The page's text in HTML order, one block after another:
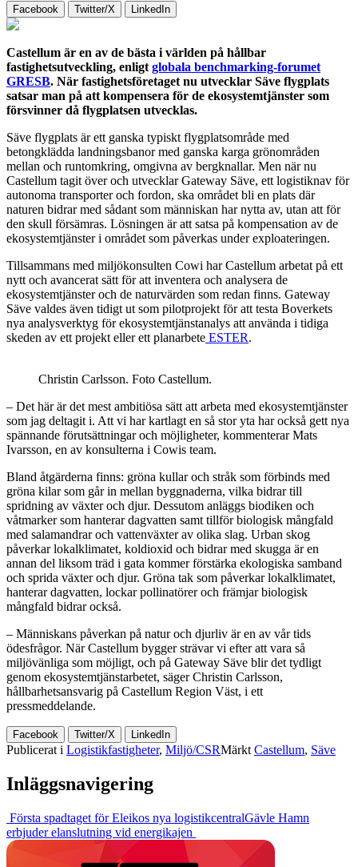
Facebook Twitter/X LinkedIn
Castellum är en av de bästa i världen på hållbar
fastighetsutveckling, enligt globala benchmarking-forumet
GRESB. När fastighetsföretaget nu utvecklar Säve flygplats
satsar man på att kompensera för de ekosystemtjänster som
försvinner då flygplatsen utvecklas.
Säve flygplats är ett ganska typiskt flygplatsområde med
betongklädda landningsbanor med ganska karga grönområden
mellan och runtomkring, omgivna av bergknallar. Men när nu
Castellum tagit över och utvecklar Gateway Säve, ett logistiknav för
autonoma transporter och fordon, ska området bli en plats där
naturen bidrar med sådant som människan har nytta av, utan att för
den skull försämras. Lösningen är att satsa på kompensation av de
ekosystemtjänster i området som påverkas under exploateringen.
Tillsammans med miljökonsulten Cowi har Castellum arbetat på ett
nytt och avancerat sätt för att inventera och analysera de
ekosystemtjänster och de naturvärden som redan finns. Gateway
Säve valdes även tidigt ut som pilotprojekt för att testa Boverkets
nya analysverktyg för ekosystemtjänstanalys att använda i tidiga
skeden av ett projekt eller ett planarbete ESTER.
Christin Carlsson. Foto Castellum.
– Det här är det mest ambitiösa sätt att arbeta med ekosystemtjänster
som jag deltagit i. Att vi har kartlagt en så stor yta har också gett nya
spännande förutsättningar och möjligheter, kommenterar Mats
Ivarsson, en av konsulterna i Cowis team.
Bland åtgärderna finns: gröna kullar och stråk som förbinds med
gröna kilar som går in mellan byggnaderna, vilka bidrar till
spridning av växter och djur. Dessutom anläggs biodiken och
våtmarker som hanterar dagvatten samt tillför biologisk mångfald
med salamandrar och vattenväxter av olika slag. Urban skog
påverkar lokalklimatet, koldioxid och bidrar med skugga är en
annan del liksom träd i gata kommer förstärka ekologiska samband
och sprida växter och djur. Gröna tak som påverkar lokalklimatet,
hanterar dagvatten, lockar pollinatörer och främjar biologisk
mångfald bidrar också.
– Människans påverkan på natur och djurliv är en av vår tids
ödesfrågor. När Castellum bygger strävar vi efter att vara så
miljövänliga som möjligt, och på Gateway Säve blir det tydligt
genom ekosystemtjänstarbetet, säger Christin Carlsson,
hållbarhetsansvarig på Castellum Region Väst, i ett
pressmeddelande.
Facebook Twitter/X LinkedIn
Publicerat i Logistikfastigheter, Miljö/CSRMärkt Castellum, Säve
Inläggsnavigering
Första spadtaget för Eleikos nya logistikcentralGävle Hamn
erbjuder elanslutning vid energikajen